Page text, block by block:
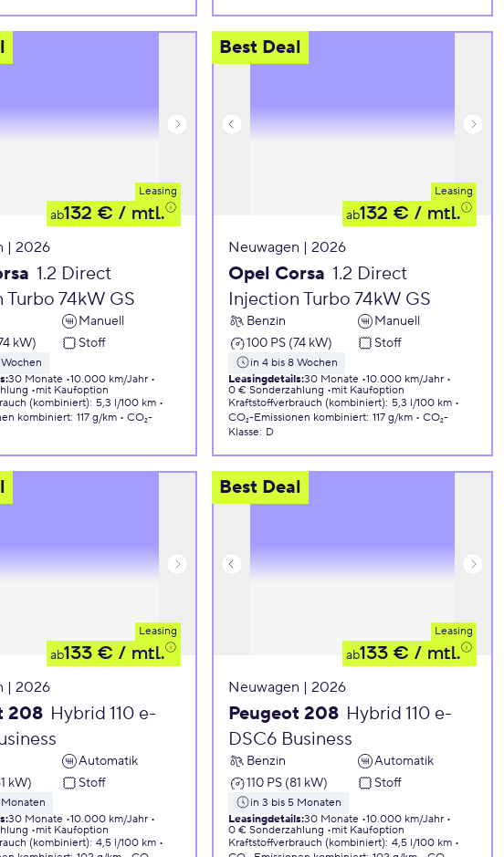
Leasing
ab132 € / mtl.
| 2026
1.2 Direct
Turbo 74kW GS
Manuell
kW)
Stoff
:30 Monate 10.000 km/Jahr
mit Kaufoption
(kombiniert): 5,3 l/100 km
kombiniert: 117 g/km
CO₂-
Best Deal
Leasing
ab132 € / mtl.
Neuwagen | 2026
Opel Corsa 1.2 Direct
Injection Turbo 74kW GS
Benzin
Manuell
100 PS (74 kW)
Stoff
in 4 bis 8 Wochen
Leasingdetails:30 Monate 10.000 km/Jahr
0 € Sonderzahlung
mit Kaufoption
Kraftstoffverbrauch (kombiniert): 5,3 l/100 km
CO₂-Emissionen kombiniert: 117 g/km
CO₂-
Klasse: D
Leasing
ab133 € / mtl.
| 2026
208 Hybrid 110 e-
Automatik
kW)
Stoff
:30 Monate 10.000 km/Jahr
mit Kaufoption
(kombiniert): 4,5 l/100 km
Best Deal
Leasing
ab133 € / mtl.
Neuwagen | 2026
Peugeot 208 Hybrid 110 e-
DSC6 Business
Benzin
Automatik
110 PS (81 kW)
Stoff
in 3 bis 5 Monaten
Leasingdetails:30 Monate 10.000 km/Jahr
0 € Sonderzahlung
mit Kaufoption
Kraftstoffverbrauch (kombiniert): 4,5 l/100 km